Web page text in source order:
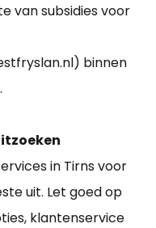
van subsidies voor
binnen
in Tirns voor
uit. Let goed op
klantenservice